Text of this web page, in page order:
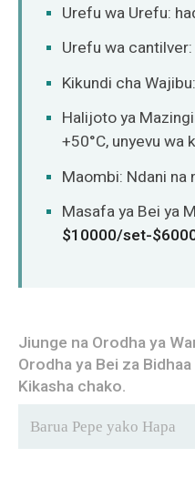
Urefu wa Urefu:
Urefu wa
Kikundi cha
Halijoto ya
+50°C, unyevu wa
Maombi: Ndani na
Masafa ya Bei ya
$10000/set-
Jiunge na Orodha ya
Orodha ya Bei za
Kikasha chako.